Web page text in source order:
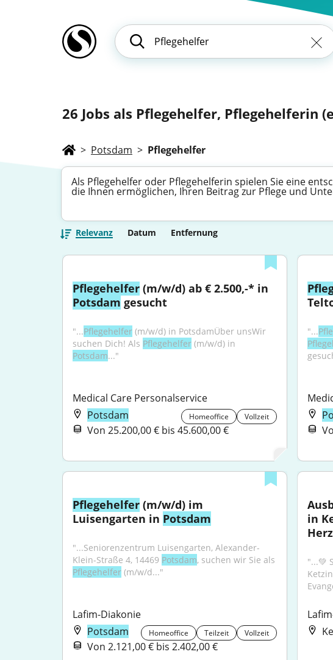
26 Jobs als Pflegehelfer, Pflegehelferin
> Potsdam > Pflegehelfer
Als Pflegehelfer oder Pflegehelferin spielen Sie eine
die Ihnen ermöglichen, Ihren Beitrag zur Pflege und
Relevanz Datum Entfernung
Pflegehelfer
Potsdam gesucht
"...Pflegehelfer (m/w/d) in PotsdamÜber unsWir
suchen Dich! Als Pflegehelfer
Potsdam..."
Medical Care Personalservice
Potsdam
Homeoffice Vollzeit
Von 25.200,00 € bis 45.600,00 €
"...
Pflegehelfer (m/w/d) im
Luisengarten in Potsdam
"...Seniorenzentrum Luisengarten, Alexander-
Klein-Straße 4, 14469 Potsdam
Pflegehelfer (m/w/d..."
Lafim-Diakonie
Potsdam
Homeoffice Teilzeit Vollzeit
Von 2.121,00 € bis 2.402,00 €
in
"...💚